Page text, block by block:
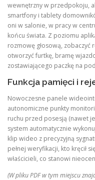
wewnętrzny w przedpokoju,
smartfony i tablety
oni w salonie, w pracy w
końcu świata. Z poziomu
rozmowę głosową, zobaczyć
otworzyć furtkę, bramę
zostawiającego paczkę na
Funkcja pamięci i
Nowoczesne panele
autonomiczne punkty
ruchu przed posesją (nawet
system automatycznie
klip wideo z precyzyjną
pełnej weryfikacji, kto kręcił
właścicieli, co stanowi
(W pliku PDF w tym miejscu